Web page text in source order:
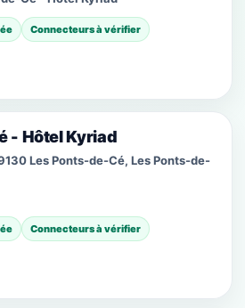
Connecteurs à vérifier
- Hôtel Kyriad
Les Ponts-de-Cé, Les Ponts-de-
Connecteurs à vérifier